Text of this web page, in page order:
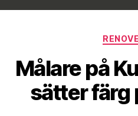
Målare på
sätter färg